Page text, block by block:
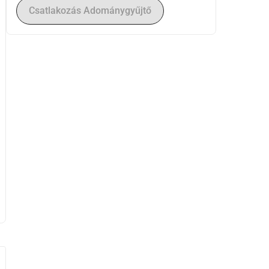
Csatlakozás Adománygyűjtő